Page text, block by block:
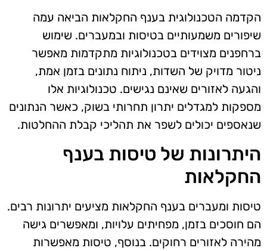
הקדמה הטכנולוגית בענף החקלאות הביאה עמה
שיפורים משמעותיים בטיסות ובמעברים. שימוש
ברחפנים מצוידים בטכנולוגיות מתקדמות מאפשר
ניטור מדויק של השדות, ניתוח נתונים בזמן אמת,
והגעה לאזורים שאינם נגישים. טכנולוגיות אלו
מספקות למגדלים יתרון תחרותי בשוק, כאשר הנתונים
שנאספים יכולים לשפר את תהליכי קבלת ההחלטות.
היתרונות של טיסות בענף
החקלאות
טיסות ומעברים בענף החקלאות מציעים יתרונות רבים.
הם חוסכים בזמן, מפחיתים עלויות, ומאפשרים גישה
מהירה לאזורים רחוקים. בנוסף, טיסות מאפשרות